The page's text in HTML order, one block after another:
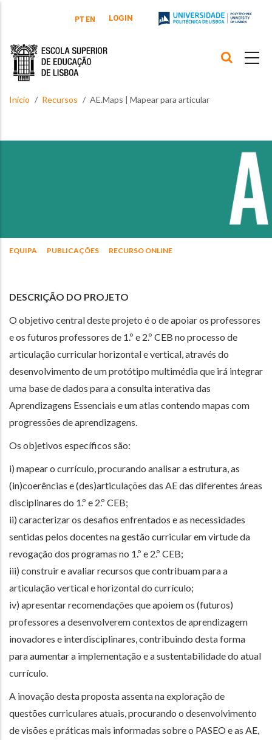
PT EN LOGIN
Início Recursos AE.Maps | Mapear para articular
EQUIPA PUBLICAÇÕES RECURSO ONLINE
DESCRIÇÃO DO PROJETO
O objetivo central deste projeto é o de apoiar os professores
e os futuros professores de 1.º e 2.º CEB no processo de
articulação curricular horizontal e vertical, através do
desenvolvimento de um protótipo multimédia que irá integrar
uma base de dados para a consulta interativa das
Aprendizagens Essenciais e um atlas contendo mapas com
progressões de aprendizagens.
Os objetivos específicos são:
i) mapear o currículo, procurando analisar a estrutura, as
(in)coerências e (des)articulações das AE das diferentes áreas
disciplinares do 1.º e 2.º CEB;
ii) caracterizar os desafios enfrentados e as necessidades
sentidas pelos docentes na gestão curricular em virtude da
revogação dos programas no 1.º e 2.º CEB;
iii) construir e avaliar recursos que contribuam para a
articulação vertical e horizontal do currículo;
iv) apresentar recomendações que apoiem os (futuros)
professores a desenvolverem contextos de aprendizagem
inovadores e interdisciplinares, contribuindo desta forma
para aumentar a implementação e a sustentabilidade do atual
currículo.
A inovação desta proposta assenta na exploração de
questões curriculares atuais, procurando o desenvolvimento
de visões e práticas mais informadas sobre o PASEO e as AE,